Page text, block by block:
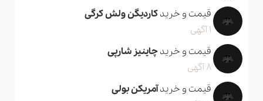
قیمت و خریدکاردیگن ولش کرگی
1 آگهی
قیمت و خریدچاینیز شارپی
8 آگهی
قیمت و خریدآمریکن بولی